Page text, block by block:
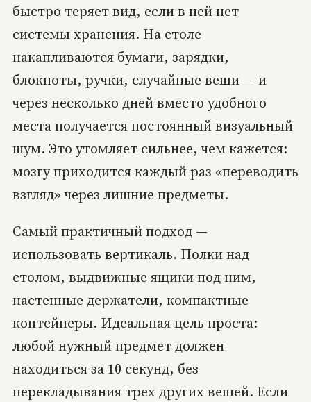
быстро теряет вид, если в ней нет
системы хранения. На столе
накапливаются бумаги, зарядки,
блокноты, ручки, случайные вещи — и
через несколько дней вместо удобного
места получается постоянный визуальный
шум. Это утомляет сильнее, чем кажется:
мозгу приходится каждый раз «переводить
взгляд» через лишние предметы.
Самый практичный подход —
использовать вертикаль. Полки над
столом, выдвижные ящики под ним,
настенные держатели, компактные
контейнеры. Идеальная цель проста:
любой нужный предмет должен
находиться за 10 секунд, без
перекладывания трех других вещей. Если